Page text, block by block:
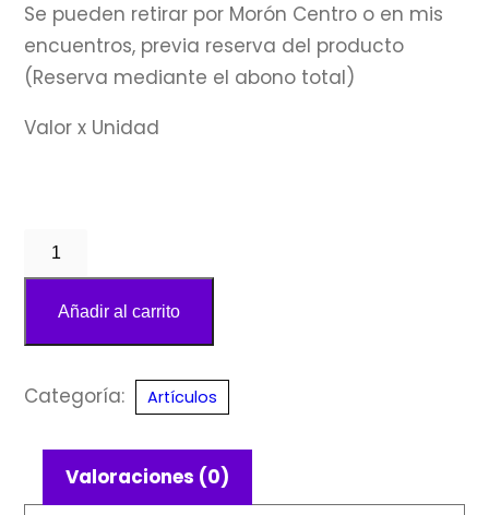
Se pueden retirar por Morón Centro o en mis
encuentros, previa reserva del producto
(Reserva mediante el abono total)
Valor x Unidad
Punta
con
Base
Ojo
Tigre
Añadir al carrito
Categoría: Artículos
Valoraciones (0)